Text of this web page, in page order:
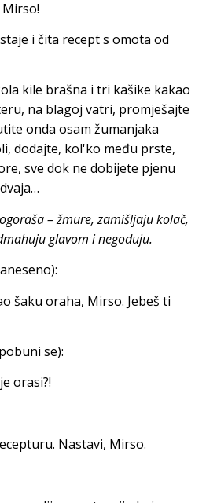
i čita recept s omota od
brašna i tri kašike kakao
na blagoj vatri, promješajte
onda osam žumanjaka
dodajte, kol'ko među prste,
sve dok ne dobijete pjenu
– žmure, zamišljaju kolač,
glavom i negoduju.
oraha, Mirso. Jebeš ti
se):
Nastavi, Mirso.